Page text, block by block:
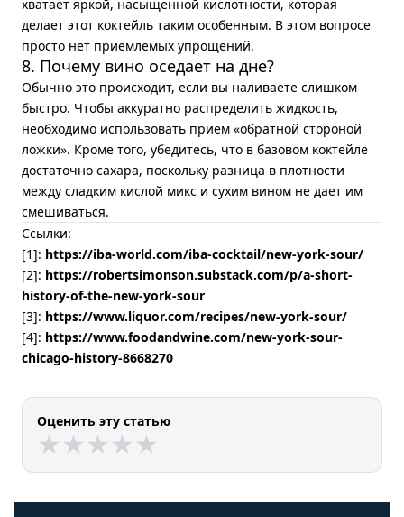
хватает яркой, насыщенной кислотности, которая
делает этот коктейль таким особенным. В этом вопросе
просто нет приемлемых упрощений.
8. Почему вино оседает на дне?
Обычно это происходит, если вы наливаете слишком
быстро. Чтобы аккуратно распределить жидкость,
необходимо использовать прием «обратной стороной
ложки». Кроме того, убедитесь, что в базовом коктейле
достаточно сахара, поскольку разница в плотности
между сладким кислой микс и сухим вином не дает им
смешиваться.
Ссылки:
[1]: https://iba-world.com/iba-cocktail/new-york-sour/
[2]: https://robertsimonson.substack.com/p/a-short-
history-of-the-new-york-sour
[3]: https://www.liquor.com/recipes/new-york-sour/
[4]: https://www.foodandwine.com/new-york-sour-
chicago-history-8668270
Оценить эту статью
★
★★
★★
★★
★★
★